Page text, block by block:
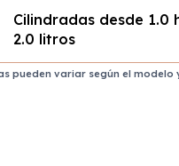
Cilindradas desde 1.0
2.0 litros
pueden variar según el modelo